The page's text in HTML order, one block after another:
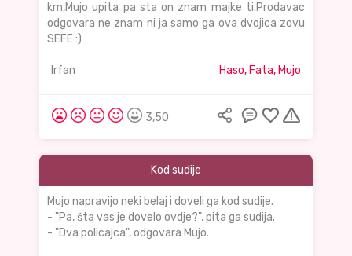
km,Mujo upita pa sta on znam majke ti.Prodavac
odgovara ne znam ni ja samo ga ova dvojica zovu
SEFE :)
Irfan Haso, Fata, Mujo
3,50
Kod sudije
Mujo napravijo neki belaj i doveli ga kod sudije.
- "Pa, šta vas je dovelo ovdje?", pita ga sudija.
- "Dva policajca", odgovara Mujo.